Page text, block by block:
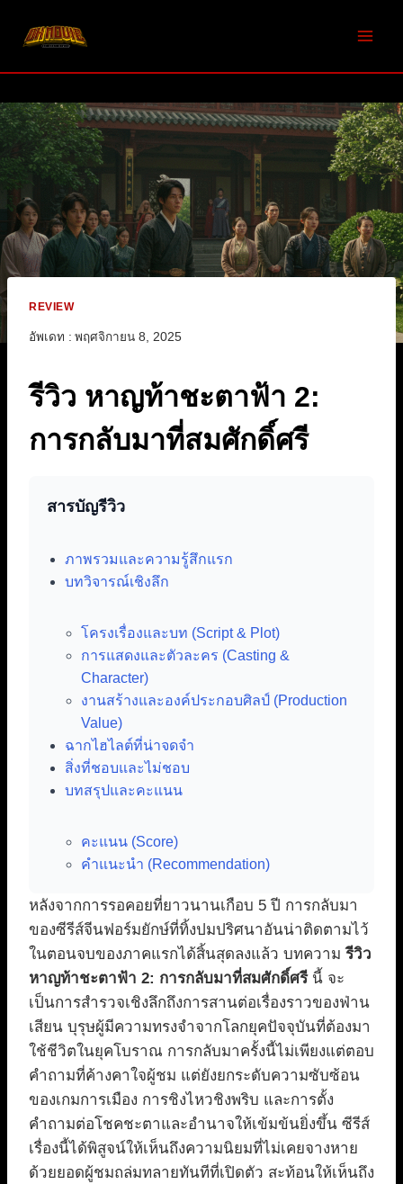
REVIEW
อัพเดท : พฤศจิกายน 8, 2025
รีวิว หาญท้าชะตาฟ้า 2:
การกลับมาที่สมศักดิ์ศรี
สารบัญรีวิว
ภาพรวมและความรู้สึกแรก
บทวิจารณ์เชิงลึก
โครงเรื่องและบท (Script & Plot)
การแสดงและตัวละคร (Casting &
Character)
งานสร้างและองค์ประกอบศิลป์ (Production
Value)
ฉากไฮไลต์ที่น่าจดจำ
สิ่งที่ชอบและไม่ชอบ
บทสรุปและคะแนน
คะแนน (Score)
คำแนะนำ (Recommendation)
หลังจากการรอคอยที่ยาวนานเกือบ 5 ปี การกลับมา
ของซีรีส์จีนฟอร์มยักษ์ที่ทิ้งปมปริศนาอันน่าติดตามไว้
ในตอนจบของภาคแรกได้สิ้นสุดลงแล้ว บทความรีวิว
หาญท้าชะตาฟ้า 2: การกลับมาที่สมศักดิ์ศรีนี้ จะ
เป็นการสำรวจเชิงลึกถึงการสานต่อเรื่องราวของฟ่าน
เสียน บุรุษผู้มีความทรงจำจากโลกยุคปัจจุบันที่ต้องมา
ใช้ชีวิตในยุคโบราณ การกลับมาครั้งนี้ไม่เพียงแต่ตอบ
คำถามที่ค้างคาใจผู้ชม แต่ยังยกระดับความซับซ้อน
ของเกมการเมือง การชิงไหวชิงพริบ และการตั้ง
คำถามต่อโชคชะตาและอำนาจให้เข้มข้นยิ่งขึ้น ซีรีส์
เรื่องนี้ได้พิสูจน์ให้เห็นถึงความนิยมที่ไม่เคยจางหาย
ด้วยยอดผู้ชมถล่มทลายทันทีที่เปิดตัว สะท้อนให้เห็นถึง